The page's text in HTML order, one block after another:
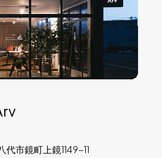
市鏡町上鏡1149-11